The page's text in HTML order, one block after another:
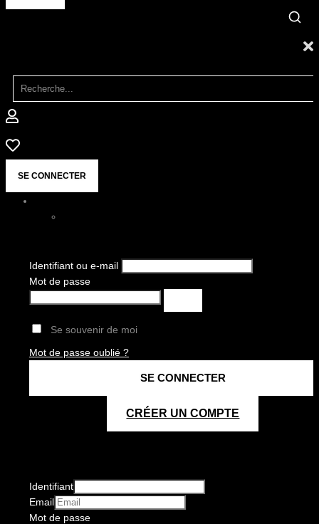
SE CONNECTER
Identifiant ou e-mail
Mot de passe
Se souvenir de moi
Mot de passe oublié ?
CRÉER UN COMPTE
Identifiant
Email
Mot de passe